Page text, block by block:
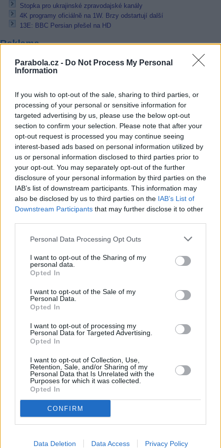
Parabola.cz - Do Not Process My Personal
Information
If you wish to opt-out of the sale, sharing to third parties, or
processing of your personal or sensitive information for
targeted advertising by us, please use the below opt-out
section to confirm your selection. Please note that after your
opt-out request is processed you may continue seeing
interest-based ads based on personal information utilized by
us or personal information disclosed to third parties prior to
your opt-out. You may separately opt-out of the further
disclosure of your personal information by third parties on the
IAB’s list of downstream participants. This information may
also be disclosed by us to third parties on the IAB’s List of
Downstream Participants that may further disclose it to other
Personal Data Processing Opt Outs
I want to opt-out of the Sharing of my
personal data.
Opted In
I want to opt-out of the Sale of my
Personal Data.
Opted In
I want to opt-out of processing my
Personal Data for Targeted Advertising.
Opted In
I want to opt-out of Collection, Use,
Retention, Sale, and/or Sharing of my
Personal Data that Is Unrelated with the
Purposes for which it was collected.
Opted In
CONFIRM
Data Deletion Data Access Privacy Policy
Stopka pro ukrajinské zpravodajské kanály
4K programy oficiálně na 1W. Brzy odstartují další
13E: BBC Persian přešel na HD
Reklama
Pracovní nabídky
48.400 Kč • příspěvek na ubytování (Jihlava, okres Jihlava)
07.08.2026 - Bosch Powertrain s.r.o. Jihlava • obsluha CNC strojů •
48.400 Kč • náborový bonus 50.000 Kč • příspěvek na ubytování
okres Jihlava)
06.08.2026 -Bosch Powertrain s.r.o. Jihlava • CNC operátor• mzda
Kč • náborový bonus 50.000 Kč • příspěvek na ubytování (Jihlava,
Jihlava)
06.08.2026 -Bosch Powertrain s.r.o. • montážní dělník • mzda 44.700
týdenní zálohy na mzdu 2.000 Kč (Jihlava, okres Jihlava)
06.08.2026 - Bosch Powertrain s.r.o. Jihlava • práce ve skladu • mzda
48.400 Kč • náborový bonus 50.000 Kč • ubytování (Jihlava, okres
... další nabídky zaměstnání
Prima sport - co nabídne v prvním
O webu parabola.cz •O souborech cookies•
Dovolená u moře•Bazény